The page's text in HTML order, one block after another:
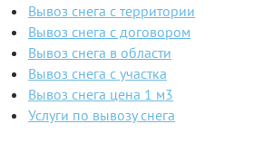
Вывоз снега с территории
Вывоз снега с договором
Вывоз снега в области
Вывоз снега с участка
Вывоз снега цена 1 м3
Услуги по вывозу снега